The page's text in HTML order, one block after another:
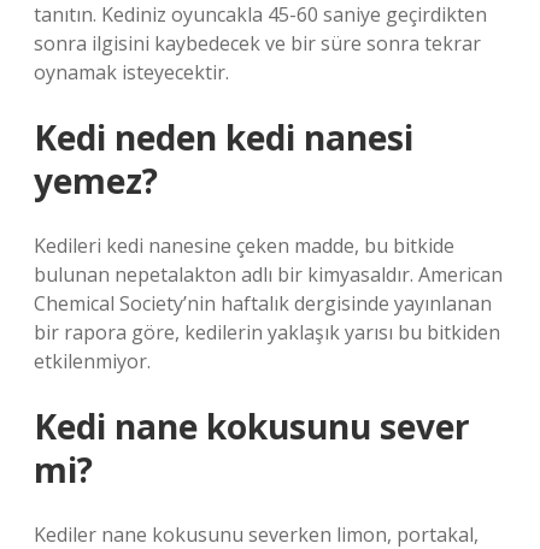
tanıtın. Kediniz oyuncakla 45-60 saniye geçirdikten
sonra ilgisini kaybedecek ve bir süre sonra tekrar
oynamak isteyecektir.
Kedi neden kedi nanesi
yemez?
Kedileri kedi nanesine çeken madde, bu bitkide
bulunan nepetalakton adlı bir kimyasaldır. American
Chemical Society’nin haftalık dergisinde yayınlanan
bir rapora göre, kedilerin yaklaşık yarısı bu bitkiden
etkilenmiyor.
Kedi nane kokusunu sever
mi?
Kediler nane kokusunu severken limon, portakal,